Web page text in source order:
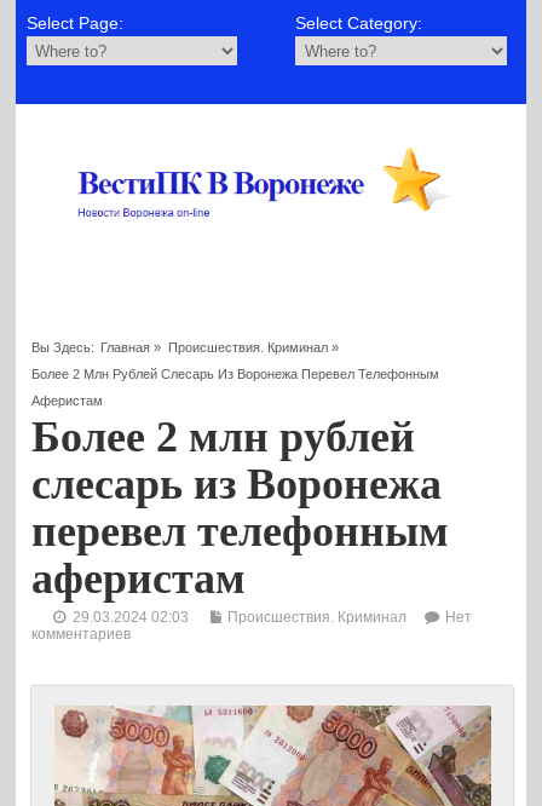
Select Page: Select Category:
Вы Здесь: Главная » Происшествия. Криминал»
Более 2 Млн Рублей Слесарь Из Воронежа Перевел Телефонным
Аферистам
Более 2 млн рублей
слесарь из Воронежа
перевел телефонным
аферистам
29.03.2024 02:03 Происшествия. Криминал
Нет
комментариев